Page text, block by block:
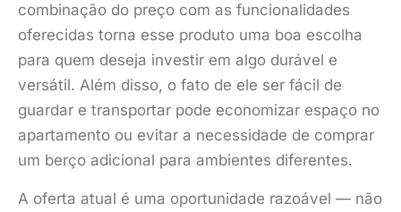
combinação do preço com as funcionalidades
oferecidas torna esse produto uma boa escolha
para quem deseja investir em algo durável e
versátil. Além disso, o fato de ele ser fácil de
guardar e transportar pode economizar espaço no
apartamento ou evitar a necessidade de comprar
um berço adicional para ambientes diferentes.
A oferta atual é uma oportunidade razoável — não